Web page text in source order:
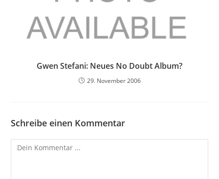
Gwen Stefani: Neues No Doubt Album?
29. November 2006
Schreibe einen Kommentar
Kommentieren